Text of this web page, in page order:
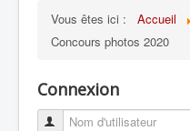
TOUT SUR LE GUMS
ESCALADE
Vous êtes ici : Accueil
Concours photos 2020
Connexion